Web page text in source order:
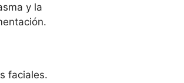
y la
faciales.